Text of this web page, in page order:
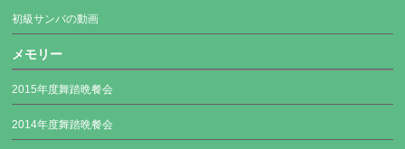
初級サンバの動画
メモリー
2015年度舞踏晩餐会
2014年度舞踏晩餐会